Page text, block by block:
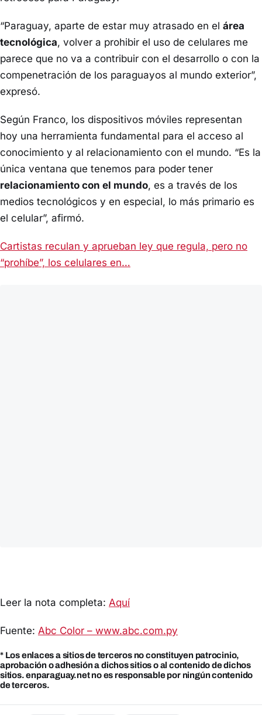
“Paraguay, aparte de estar muy atrasado en el área
tecnológica, volver a prohibir el uso de celulares me
parece que no va a contribuir con el desarrollo o con la
compenetración de los paraguayos al mundo exterior”,
expresó.
Según Franco, los dispositivos móviles representan
hoy una herramienta fundamental para el acceso al
conocimiento y al relacionamiento con el mundo. “Es la
única ventana que tenemos para poder tener
relacionamiento con el mundo, es a través de los
medios tecnológicos y en especial, lo más primario es
el celular”, afirmó.
Cartistas reculan y aprueban ley que regula, pero no
“prohíbe”, los celulares en…
Leer la nota completa: Aquí
Fuente: Abc Color – www.abc.com.py
* Los enlaces a sitios de terceros no constituyen patrocinio,
aprobación o adhesión a dichos sitios o al contenido de dichos
sitios. enparaguay.net no es responsable por ningún contenido
de terceros.